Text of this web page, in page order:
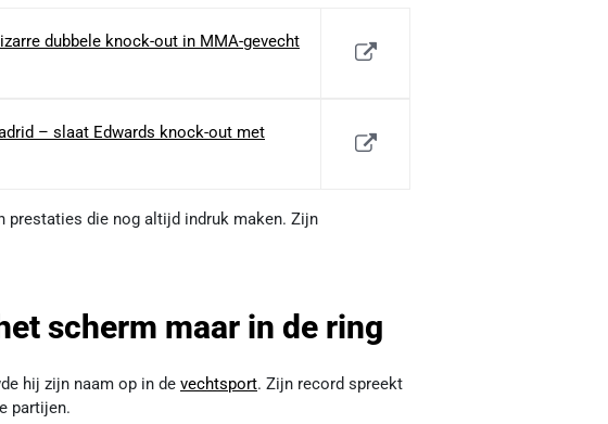
dubbele knock-out in MMA-gevecht
– slaat Edwards knock-out met
prestaties die nog altijd indruk maken. Zijn
scherm maar in de ring
hij zijn naam op in de vechtsport. Zijn record spreekt
partijen.